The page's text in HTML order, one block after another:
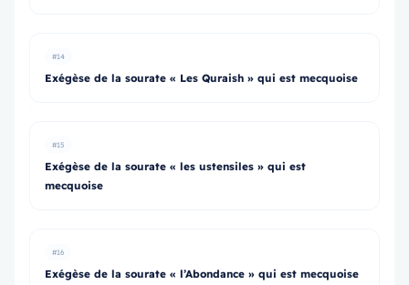
#14
Exégèse de la sourate « Les Quraish » qui est mecquoise
#15
Exégèse de la sourate « les ustensiles » qui est
mecquoise
#16
Exégèse de la sourate « l’Abondance » qui est mecquoise